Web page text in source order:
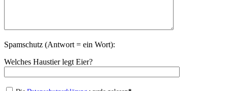
Spamschutz (Antwort = ein Wort):
Welches Haustier legt Eier?